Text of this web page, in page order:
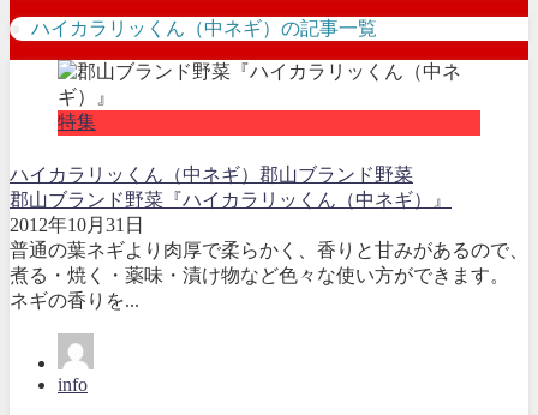
ハイカラリッくん（中ネギ）の記事一覧
特集
ハイカラリッくん（中ネギ） 郡山ブランド野菜
郡山ブランド野菜『ハイカラリッくん（中ネギ）』
2012年10月31日
普通の葉ネギより肉厚で柔らかく、香りと甘みがあるので、
煮る・焼く・薬味・漬け物など色々な使い方ができます。
ネギの香りを...
info